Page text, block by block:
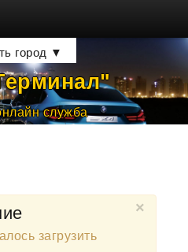
город ▼
"
служба
×
загрузить